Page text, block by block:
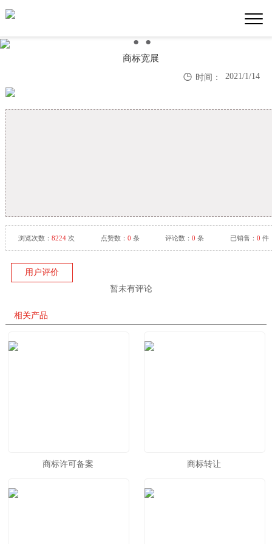
● ●
商标宽展
 时间： 2021/1/14
浏览次数： 8224次 点赞数： 0 条 评论数：0 条 已销售： 0 件
用户评价
暂未有评论
相关产品
商标许可备案 商标转让